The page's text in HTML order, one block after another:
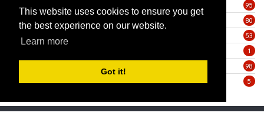
This website uses cookies to ensure you get
the best experience on our website.
Learn more
Got it!
95
80
ทำนุบำรุงศิลปวัฒนธรรม
53
ข่าวประกาศรับสมัครงาน
1
98
5
มาตรการป้องกันการแพร่ระบาดของเชื้อโรค COVID-19